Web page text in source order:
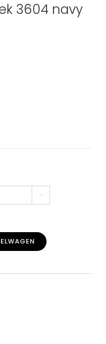
3604 navy
